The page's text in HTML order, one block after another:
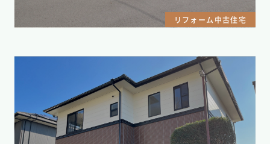
リフォーム中古住宅